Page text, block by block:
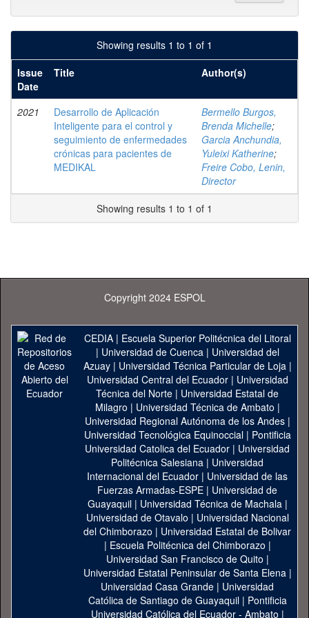
Showing results 1 to 1 of 1
Issue
Date
Title Author(s)
2021
Desarrollo de Aplicación
Inteligente para el control y
seguimiento de enfermedades
crónicas para pacientes de
MEDIKAL
Bermello Burgos,
Brenda Michelle;
Garcia Anchundia,
Yuleixi Katherine;
Freire Cobo, Lenin,
Director
Showing results 1 to 1 of 1
Copyright 2024 ESPOL
CEDIA| Escuela Superior Politécnica del Litoral
| Universidad de Cuenca| Universidad del
Azuay| Universidad Técnica Particular de Loja|
Universidad Central del Ecuador| Universidad
Técnica del Norte | Universidad Estatal de
Milagro | Universidad Técnica de Ambato |
Universidad Regional Autónoma de los Andes|
Universidad Tecnológica Equinoccial| Pontificia
Universidad Catolica del Ecuador | Universidad
Politécnica Salesiana | Universidad
Internacional del Ecuador | Universidad de las
Fuerzas Armadas-ESPE | Universidad de
Guayaquil| Universidad Técnica de Machala|
Universidad de Otavalo | Universidad Nacional
del Chimborazo | Universidad Estatal de Bolivar
| Escuela Politécnica del Chimborazo |
Universidad San Francisco de Quito |
Universidad Estatal Peninsular de Santa Elena|
Universidad Casa Grande | Universidad
Católica de Santiago de Guayaquil| Pontificia
Universidad Católica del Ecuador - Ambato |